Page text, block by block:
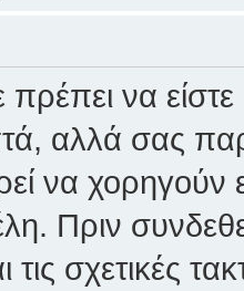
πρέπει να
αλλά σας
να
Πριν
σχετικές